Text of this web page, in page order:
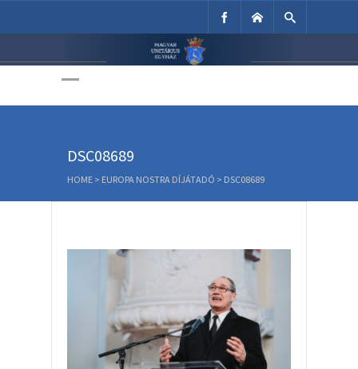
Unitárius Egyház
DSC08689
HOME > EUROPA NOSTRA DÍJÁTADÓ > DSC08689